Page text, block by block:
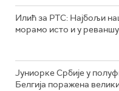
Илић за РТС: Најбољи
морамо исто и у реваншу
Јуниорке Србије у
Белгија поражена